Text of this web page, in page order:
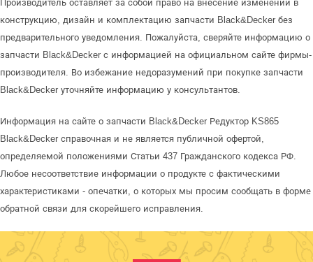
Производитель оставляет за собой право на внесение изменений в
конструкцию, дизайн и комплектацию запчасти Black&Decker без
предварительного уведомления. Пожалуйста, сверяйте информацию о
запчасти Black&Decker с информацией на официальном сайте фирмы-
производителя. Во избежание недоразумений при покупке запчасти
Black&Decker уточняйте информацию у консультантов.
Информация на сайте о запчасти Black&Decker Редуктор KS865
Black&Decker справочная и не является публичной офертой,
определяемой положениями Статьи 437 Гражданского кодекса РФ.
Любое несоответствие информации о продукте с фактическими
характеристиками - опечатки, о которых мы просим сообщать в форме
обратной связи для скорейшего исправления.